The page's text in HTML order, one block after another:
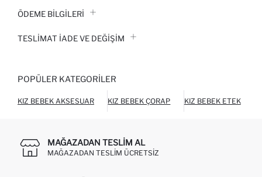
ÖDEME BİLGİLERİ
TESLIMAT İADE VE DEĞIŞIM
POPÜLER KATEGORILER
KIZ BEBEK AKSESUAR KIZ BEBEK ÇORAP KIZ BEBEK ETEK
MAĞAZADAN TESLIM AL
MAĞAZADAN TESLIM ÜCRETSIZ